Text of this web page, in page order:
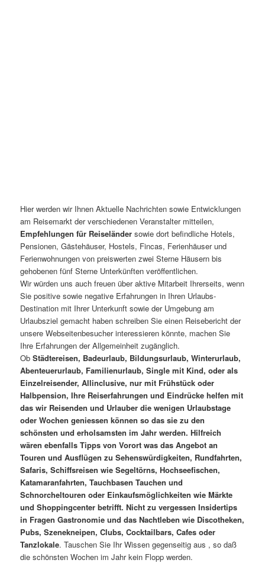
Hier werden wir Ihnen Aktuelle Nachrichten sowie Entwicklungen
am Reisemarkt der verschiedenen Veranstalter mitteilen,
Empfehlungen für Reiseländer sowie dort befindliche Hotels,
Pensionen, Gästehäuser, Hostels, Fincas, Ferienhäuser und
Ferienwohnungen von preiswerten zwei Sterne Häusern bis
gehobenen fünf Sterne Unterkünften veröffentlichen.
Wir würden uns auch freuen über aktive Mitarbeit Ihrerseits, wenn
Sie positive sowie negative Erfahrungen in Ihren Urlaubs-
Destination mit Ihrer Unterkunft sowie der Umgebung am
Urlaubsziel gemacht haben schreiben Sie einen Reisebericht der
unsere Webseitenbesucher interessieren könnte, machen Sie
Ihre Erfahrungen der Allgemeinheit zugänglich.
ObStädtereisen, Badeurlaub, Bildungsurlaub, Winterurlaub,
Abenteuerurlaub, Familienurlaub, Single mit Kind, oder als
Einzelreisender, Allinclusive, nur mit Frühstück oder
Halbpension, Ihre Reiserfahrungen und Eindrücke helfen mit
das wir Reisenden und Urlauber die wenigen Urlaubstage
oder Wochen geniessen können so das sie zu den
schönsten und erholsamsten im Jahr werden. Hilfreich
wären ebenfalls Tipps von Vorort was das Angebot an
Touren und Ausflügen zu Sehenswürdigkeiten, Rundfahrten,
Safaris, Schiffsreisen wie Segeltörns, Hochseefischen,
Katamaranfahrten, Tauchbasen Tauchen und
Schnorcheltouren oder Einkaufsmöglichkeiten wie Märkte
und Shoppingcenter betrifft. Nicht zu vergessen Insidertips
in Fragen Gastronomie und das Nachtleben wie Discotheken,
Pubs, Szenekneipen, Clubs, Cocktailbars, Cafes oder
Tanzlokale. Tauschen Sie Ihr Wissen gegenseitig aus , so daß
die schönsten Wochen im Jahr kein Flopp werden.